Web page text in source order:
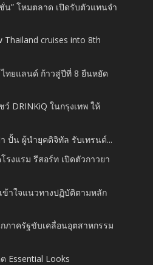
น” โหมตลาด เปิดรับตัวแทนจำ
Thailand cruises into 8th
ทยแลนด์ ก้าวสู่ปีที่ 8 ยืนหยัด
DRINKiQ ในกรุงเทพ ให้
ปั้น ผู้นำยุคดิจิทัล รับเทรนด์...
รงแรม รีสอร์ท เปิดตัวกาวยา
ข้าใจแนวทางปฏิบัติตามหลัก
ภาครัฐขับเคลื่อนอุตสาหกรรม
Essential Looks